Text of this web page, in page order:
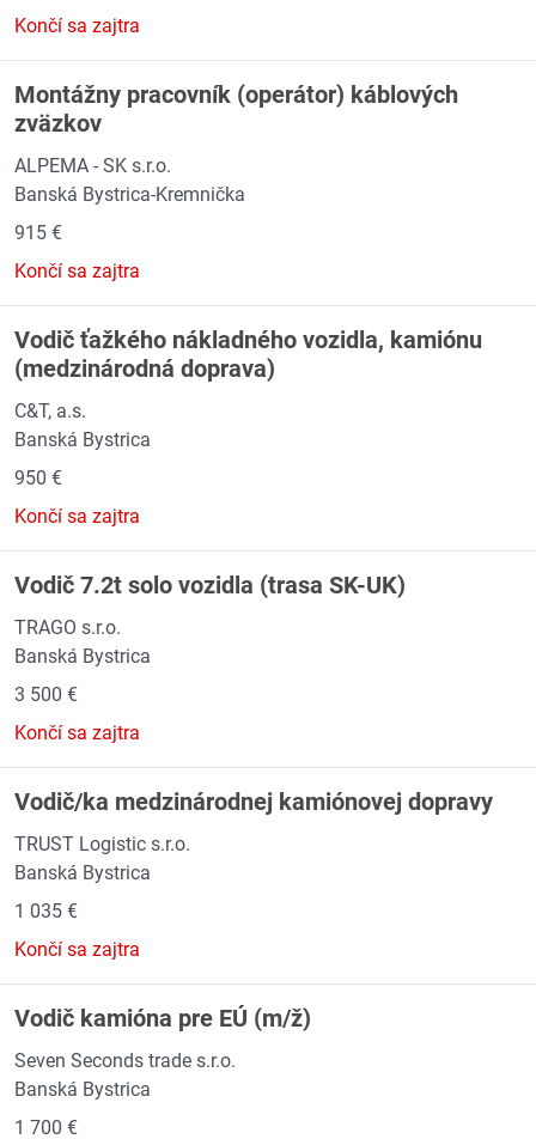
Končí sa zajtra
Montážny pracovník (operátor) káblových
zväzkov
ALPEMA - SK s.r.o.
Banská Bystrica-Kremnička
915 €
Končí sa zajtra
Vodič ťažkého nákladného vozidla, kamiónu
(medzinárodná doprava)
C&T, a.s.
Banská Bystrica
950 €
Končí sa zajtra
Vodič 7.2t solo vozidla (trasa SK-UK)
TRAGO s.r.o.
Banská Bystrica
3 500 €
Končí sa zajtra
Vodič/ka medzinárodnej kamiónovej dopravy
TRUST Logistic s.r.o.
Banská Bystrica
1 035 €
Končí sa zajtra
Vodič kamióna pre EÚ (m/ž)
Seven Seconds trade s.r.o.
Banská Bystrica
1 700 €